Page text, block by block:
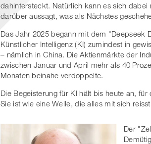
dahintersteckt. Natürlich kann es sich
darüber aussagt, was als Nächstes
Das Jahr 2025 begann mit dem "Deepseek
Künstlicher Intelligenz (KI) zumindest in
– nämlich in China. Die Aktienmärkte der
zwischen Januar und April mehr als 40
Monaten beinahe verdoppelte.
Die Begeisterung für KI hält bis heute an,
Sie ist wie eine Welle, die alles mit sich
Der